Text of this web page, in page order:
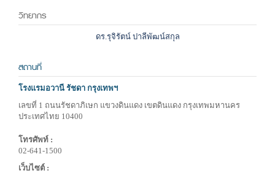
วิทยากร
ดร.รุจิรัตน์ ปาลีพัฒน์สกุล
สถานที่
โรงแรมอวานี รัชดา กรุงเทพฯ
เลขที่ 1 ถนนรัชดาภิเษก แขวงดินแดง เขตดินแดง กรุงเทพมหานคร
ประเทศไทย 10400
โทรศัพท์ :
02-641-1500
เว็บไซต์ :